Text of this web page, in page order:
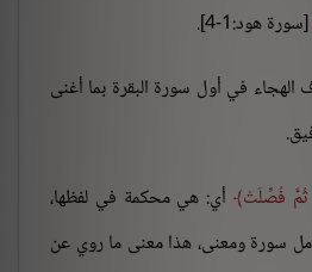
[سورة هود:1-4].
في أول سورة البقرة بما أغنى
ثُمَّ فُصِّلَتْ أي: هي محكمة في لفظها،
سورة ومعنى، هذا معنى ما روي عن